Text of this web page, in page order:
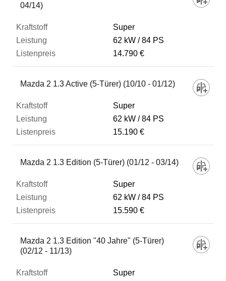
04/14)
Super
62 kW
84 PS
14.790 €
Mazda 2 1.3 Active (5-Türer) (10/10 - 01/12)
Super
62 kW
84 PS
15.190 €
Mazda 2 1.3 Edition (5-Türer) (01/12 - 03/14)
Super
62 kW
84 PS
15.590 €
Mazda 2 1.3 Edition "40 Jahre" (5-Türer)
(02/12 - 11/13)
Super